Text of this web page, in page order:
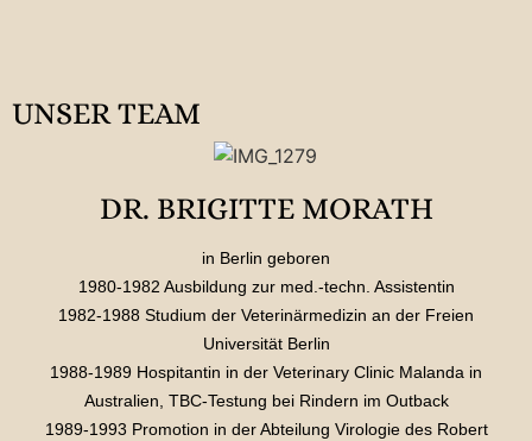
UNSER TEAM
DR. BRIGITTE MORATH
in Berlin geboren
1980-1982 Ausbildung zur med.-techn. Assistentin
1982-1988 Studium der Veterinärmedizin an der Freien
Universität Berlin
1988-1989 Hospitantin in der Veterinary Clinic Malanda in
Australien, TBC-Testung bei Rindern im Outback
1989-1993 Promotion in der Abteilung Virologie des Robert